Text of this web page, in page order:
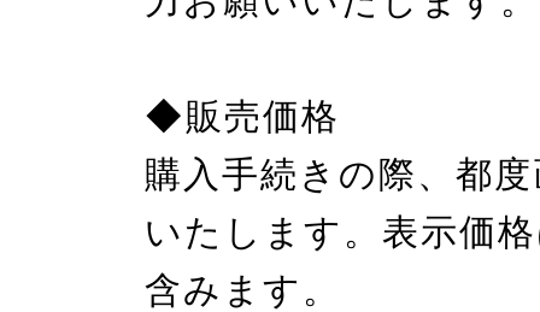
◆販売価格
購入手続きの際、都
いたします。表示価
含みます。